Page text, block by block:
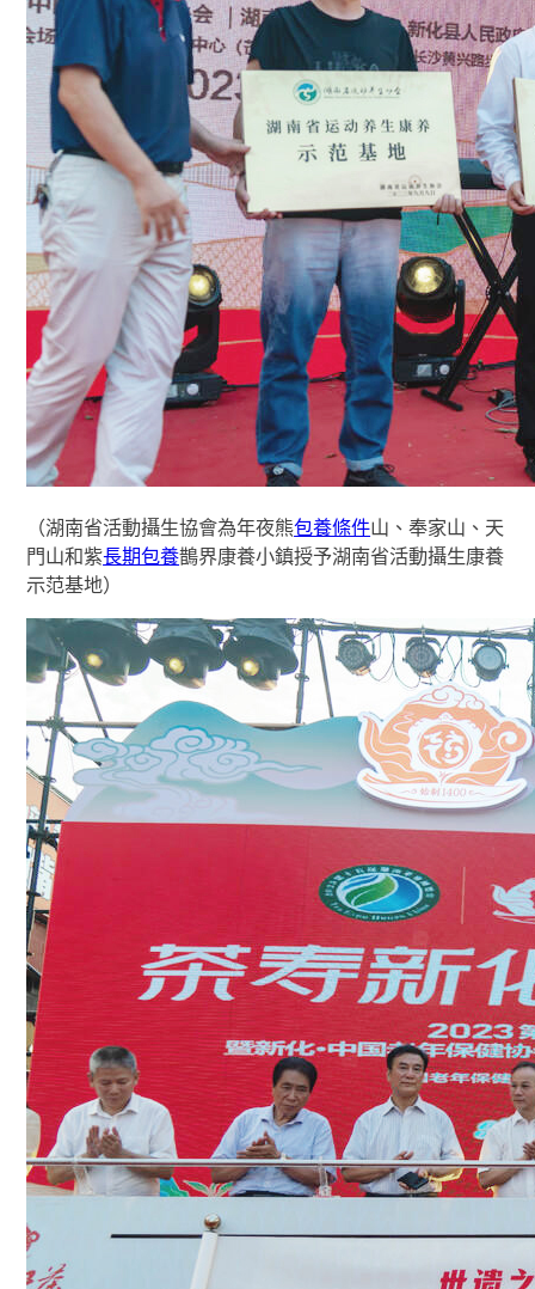
（湖南省活動攝生協會為年夜熊包養條件山、奉家山、天
門山和紫長期包養鵲界康養小鎮授予湖南省活動攝生康養
示范基地）